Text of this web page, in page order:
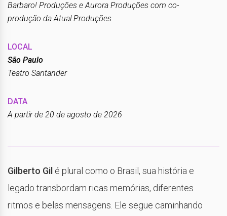
Barbaro! Produções e Aurora Produções com co-
produção da Atual Produções
LOCAL
São Paulo
Teatro Santander
DATA
A partir de 20 de agosto de 2026
Gilberto Gil é plural como o Brasil, sua história e
legado transbordam ricas memórias, diferentes
ritmos e belas mensagens. Ele segue caminhando